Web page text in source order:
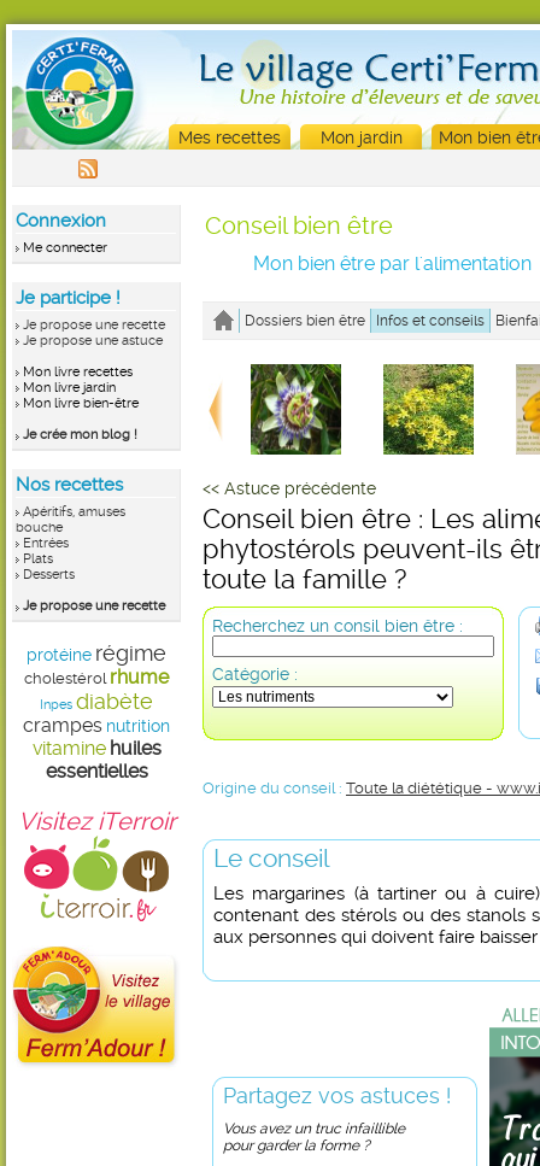
Mes recettes Mon jardin Mon bien
Connexion
Me connecter
Je participe !
Je propose une recette
Je propose une astuce
Mon livre recettes
Mon livre jardin
Mon livre bien-être
Je crée mon blog !
Nos recettes
Apéritifs, amuses
bouche
Entrées
Plats
Desserts
Je propose une recette
protéine régime
cholestérol rhume
Inpes diabète
crampes nutrition
vitamine huiles
essentielles
Visitez iTerroir
Conseil bien être
Mon bien être par l'alimentation
Dossiers bien être Infos et conseils
<< Astuce précédente
Conseil bien être : Les
phytostérols peuvent-ils
toute la famille ?
Recherchez un consil bien être :
Catégorie :
Origine du conseil : Toute la diététique -
Le conseil
Les margarines (à tartiner ou à
contenant des stérols ou des stanols
aux personnes qui doivent faire
Partagez vos astuces !
Vous avez un truc infaillible
pour garder la forme ?